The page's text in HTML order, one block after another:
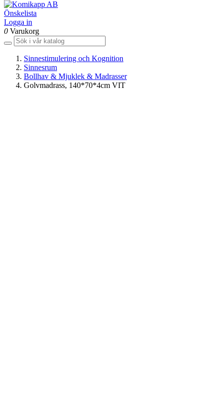
Önskelista
Logga in
0 Varukorg
Sinnestimulering och Kognition
Sinnesrum
Bollhav & Mjuklek & Madrasser
Golvmadrass, 140*70*4cm VIT